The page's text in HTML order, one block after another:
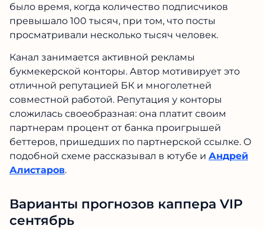
было время, когда количество подписчиков
превышало 100 тысяч, при том, что посты
просматривали несколько тысяч человек.
Канал занимается активной рекламы
букмекерской конторы. Автор мотивирует это
отличной репутацией БК и многолетней
совместной работой. Репутация у конторы
сложилась своеобразная: она платит своим
партнерам процент от банка проигрышей
беттеров, пришедших по партнерской ссылке. О
подобной схеме рассказывал в ютубе и Андрей
Алистаров.
Варианты прогнозов каппера VIP
сентябрь